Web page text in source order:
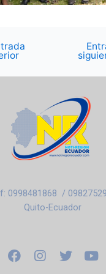
0998481868 /
Quito-Ecuador
F
a
I
n
T
w
Y
o